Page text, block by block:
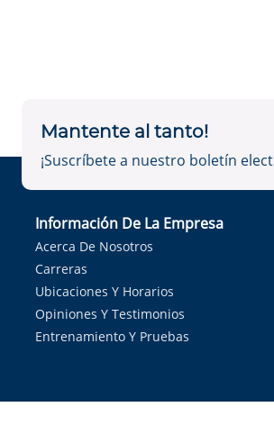
Mantente al tanto!
¡Suscríbete a nuestro boletín
Información De La Empresa
Acerca De Nosotros
Carreras
Ubicaciones Y Horarios
Opiniones Y Testimonios
Entrenamiento Y Pruebas